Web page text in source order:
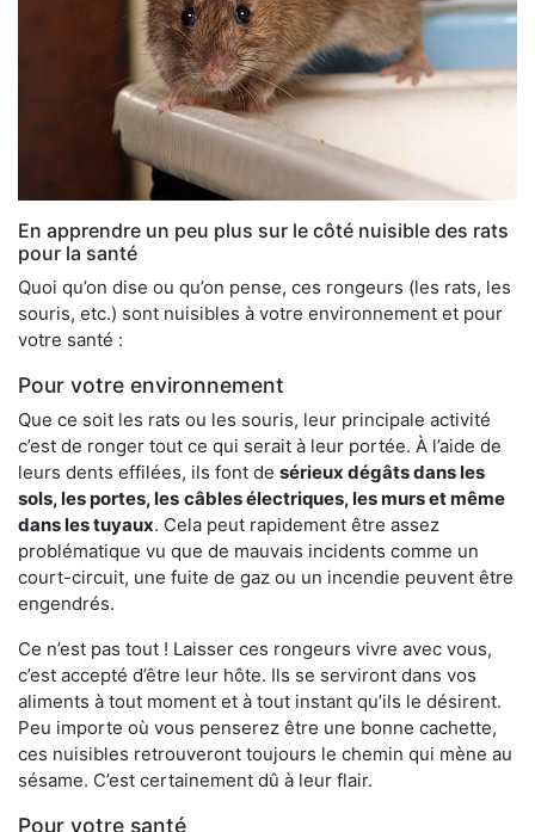
En apprendre un peu plus sur le côté nuisible des rats
pour la santé
Quoi qu’on dise ou qu’on pense, ces rongeurs (les rats, les
souris, etc.) sont nuisibles à votre environnement et pour
votre santé :
Pour votre environnement
Que ce soit les rats ou les souris, leur principale activité
c’est de ronger tout ce qui serait à leur portée. À l’aide de
leurs dents effilées, ils font de sérieux dégâts dans les
sols, les portes, les câbles électriques, les murs et même
dans les tuyaux. Cela peut rapidement être assez
problématique vu que de mauvais incidents comme un
court-circuit, une fuite de gaz ou un incendie peuvent être
engendrés.
Ce n’est pas tout ! Laisser ces rongeurs vivre avec vous,
c’est accepté d’être leur hôte. Ils se serviront dans vos
aliments à tout moment et à tout instant qu’ils le désirent.
Peu importe où vous penserez être une bonne cachette,
ces nuisibles retrouveront toujours le chemin qui mène au
sésame. C’est certainement dû à leur flair.
Pour votre santé